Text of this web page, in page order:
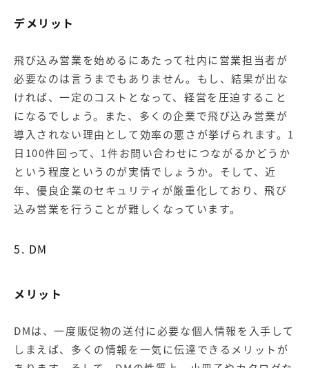
デメリット
飛び込み営業を始めるにあたって社内に営業担当者が
必要なのは言うまでもありません。もし、結果が出な
ければ、一定のコストとなって、経営を圧迫すること
になるでしょう。また、多くの企業で飛び込み営業が
導入されない理由として効率の悪さが挙げられます。1
日100件回って、1件お問い合わせにつながるかどうか
という程度というのが実情でしょうか。そして、近
年、優良企業のセキュリティが厳重化しており、飛び
込み営業を行うことが難しくなっています。
5. DM
メリット
DMは、一度販促物の送付に必要な個人情報を入手して
しまえば、多くの情報を一気に伝達できるメリットが